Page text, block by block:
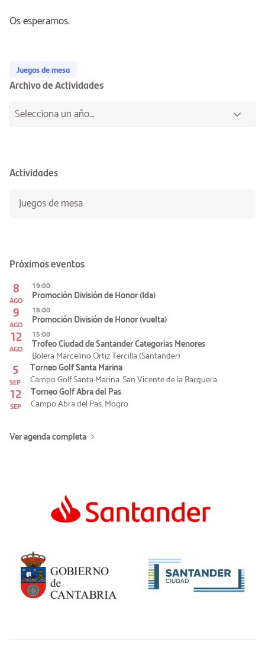
Os esperamos.
Juegos de mesa
Archivo de Actividades
Actividades
Juegos de mesa
Próximos eventos
8
AGO
19:00
Promoción División de Honor (Ida)
9
AGO
18:00
Promoción División de Honor (vuelta)
12
AGO
15:00
Trofeo Ciudad de Santander Categorías Menores
Bolera Marcelino Ortiz Tercilla (Santander)
5
SEP
Torneo Golf Santa Marina
Campo Golf Santa Marina. San Vicente de la Barquera
12
SEP
Torneo Golf Abra del Pas
Campo Abra del Pas. Mogro
Ver agenda completa